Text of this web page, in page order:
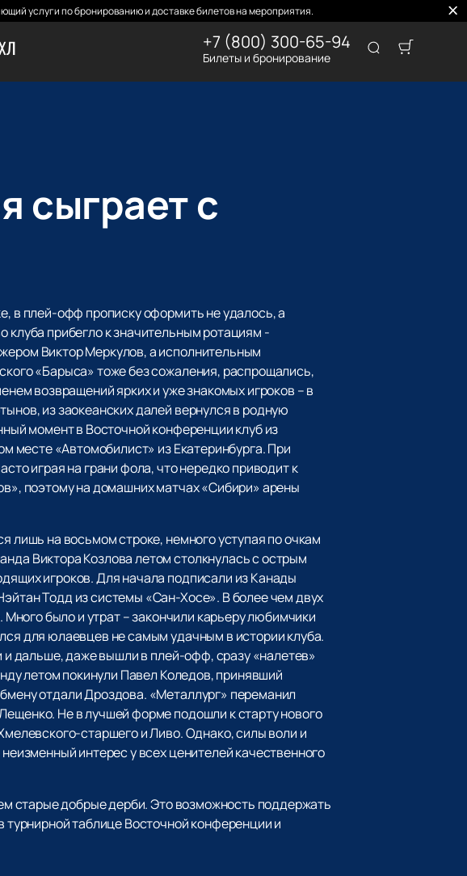
услуги по бронированию и доставке билетов на мероприятия.
+7 (800) 300-65-94
Билеты и бронирование
сыграет с
в плей-офф прописку оформить не удалось, а
клуба прибегло к значительным ротациям -
Виктор Меркулов, а исполнительным
«Барыса» тоже без сожаления, распрощались,
возвращений ярких и уже знакомых игроков – в
из заокеанских далей вернулся в родную
момент в Восточной конференции клуб из
месте «Автомобилист» из Екатеринбурга. При
играя на грани фола, что нередко приводит к
поэтому на домашних матчах «Сибири» арены
лишь на восьмом строке, немного уступая по очкам
Виктора Козлова летом столкнулась с острым
игроков. Для начала подписали из Канады
Тодд из системы «Сан-Хосе». В более чем двух
было и утрат – закончили карьеру любимчики
для юлаевцев не самым удачным в истории клуба.
дальше, даже вышли в плей-офф, сразу «налетев»
летом покинули Павел Коледов, принявший
отдали Дроздова. «Металлург» переманил
Не в лучшей форме подошли к старту нового
старшего и Ливо. Однако, силы воли и
интерес у всех ценителей качественного
старые добрые дерби. Это возможность поддержать
таблице Восточной конференции и